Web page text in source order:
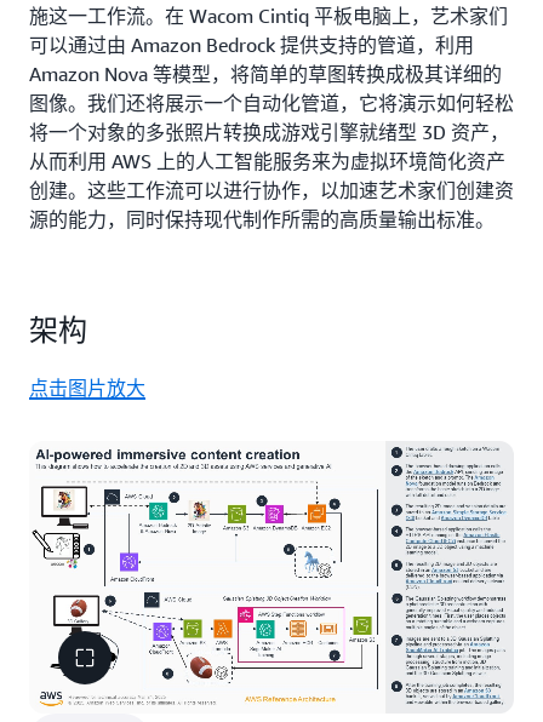
施这一工作流。在 Wacom Cintiq 平板电脑上，艺术家们
可以通过由 Amazon Bedrock 提供支持的管道，利用
Amazon Nova 等模型，将简单的草图转换成极其详细的
图像。我们还将展示一个自动化管道，它将演示如何轻松
将一个对象的多张照片转换成游戏引擎就绪型 3D 资产，
从而利用 AWS 上的人工智能服务来为虚拟环境简化资产
创建。这些工作流可以进行协作，以加速艺术家们创建资
源的能力，同时保持现代制作所需的高质量输出标准。
架构
点击图片放大